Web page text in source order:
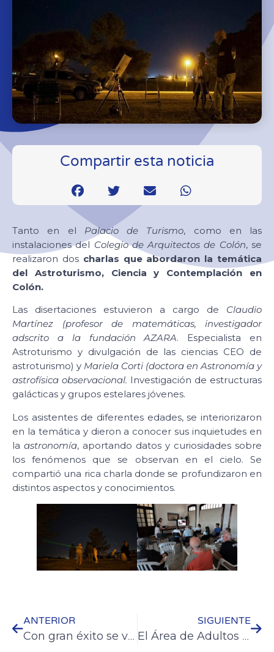
Compartir esta noticia
Tanto en el Palacio de Turismo, como en las
instalaciones del Colegio de Arquitectos de Colón, se
realizaron dos charlas que abordaron la temática
del Astroturismo, Ciencia y Contemplación en
Colón.
Las disertaciones estuvieron a cargo de Claudio
Martínez (profesor de matemáticas, investigador
adscrito a la fundación AZARA. Especialista en
Astroturismo y divulgación de las ciencias CEO de
astroturismo) y Mariela Corti (doctora en Astronomía y
astrofísica observacional. Investigación de estructuras
galácticas y grupos estelares jóvenes.
Los asistentes de diferentes edades, se interiorizaron
en la temática y dieron a conocer sus inquietudes en
la astronomía, aportando datos y curiosidades sobre
los fenómenos que se observan en el cielo. Se
compartió una rica charla donde se profundizaron en
distintos aspectos y conocimientos.
ANTERIOR
Con gran éxito se vivió la “La Noche de los Museos” en Colón
SIGUIENTE
El Área de Adultos Mayores impulsa diferentes actividades para la temporada estival